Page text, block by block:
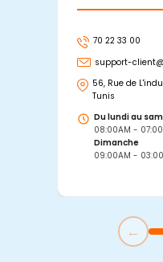
70 22 33 00
support-
56, Rue de
Tunis
Du lundi au
08:00AM -
Dimanche
09:00AM -
←